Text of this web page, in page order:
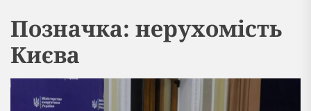
Позначка: нерухомість
Києва